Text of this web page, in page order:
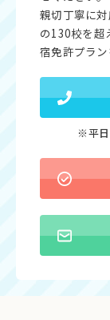
親切丁寧に
の130校を超
宿免許プラン
※平